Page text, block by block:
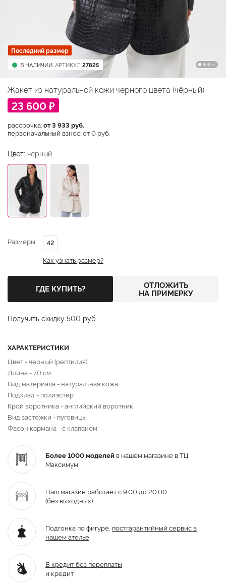
Последний размер
В НАЛИЧИИ, АРТИКУЛ 27825
Жакет из натуральной кожи черного цвета (чёрный)
23 600 ₽
рассрочка:от 3 933 руб.
первоначальный взнос: от 0 руб.
Цвет: чёрный
Размеры 42
Как узнать размер?
ГДЕ КУПИТЬ? ОТЛОЖИТЬ
НА ПРИМЕРКУ
Получить скидку 500 руб.
ХАРАКТЕРИСТИКИ
Цвет - черный (рептилия)
Длина - 70 см
Вид материала - натуральная кожа
Подклад - полиэстер
Крой воротника - английский воротник
Вид застежки - пуговицы
Фасон кармана - с клапаном
Более 1000 моделей в нашем магазине в ТЦ
Максимум
Наш магазин работает с 9:00 до 20:00
(без выходных)
Подгонка по фигуре, постгарантийный сервис в
нашем ателье
В кредит без переплаты
и кредит